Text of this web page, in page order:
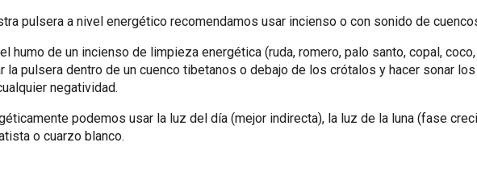
pulsera a nivel energético recomendamos usar incienso o con sonido de
humo de un incienso de limpieza energética (ruda, romero, palo santo, copal,
la pulsera dentro de un cuenco tibetanos o debajo de los crótalos y hacer sonar
negatividad.
podemos usar la luz del día (mejor indirecta), la luz de la luna (fase
o cuarzo blanco.